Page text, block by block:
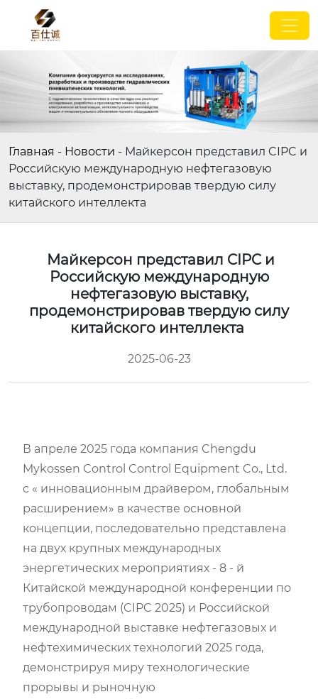
Главная - Новости - Майкерсон представил CIPC и
Российскую международную нефтегазовую
выставку, продемонстрировав твердую силу
китайского интеллекта
Майкерсон представил CIPC и
Российскую международную
нефтегазовую выставку,
продемонстрировав твердую силу
китайского интеллекта
2025-06-23
В апреле 2025 года компания Chengdu
Mykossen Control Control Equipment Co., Ltd.
с « инновационным драйвером, глобальным
расширением» в качестве основной
концепции, последовательно представлена
на двух крупных международных
энергетических мероприятиях - 8 - й
Китайской международной конференции по
трубопроводам (CIPC 2025) и Российской
международной выставке нефтегазовых и
нефтехимических технологий 2025 года,
демонстрируя миру технологические
прорывы и рыночную